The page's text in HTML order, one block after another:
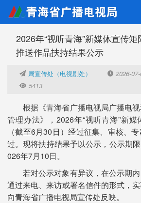
2026年“视听青海”新媒体宣传矩
推送作品扶持结果公示
局宣传处（电视剧处）
2026-
5413
根据《青海省广播电视局广播电
管理办法》，2026年“视听青海”新
（截至6月30日）经过征集、审核、
过。现将扶持结果予以公示，公示期
026年7月10日。
若对公示对象有异议，在公示期
通过来电、来访或署名信件的形式，
向青海省广播电视局宣传处反映。